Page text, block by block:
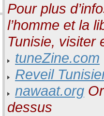
Pour plus
l’homme et la
Tunisie, visiter
tuneZine.com
Reveil
nawaat.org
dessus